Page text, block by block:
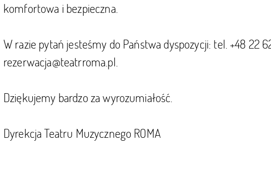
komfortowa i bezpieczna.
W razie pytań jesteśmy do Państwa dyspozycji: tel. +48 22
rezerwacja@teatrroma.pl.
Dziękujemy bardzo za wyrozumiałość.
Dyrekcja Teatru Muzycznego ROMA